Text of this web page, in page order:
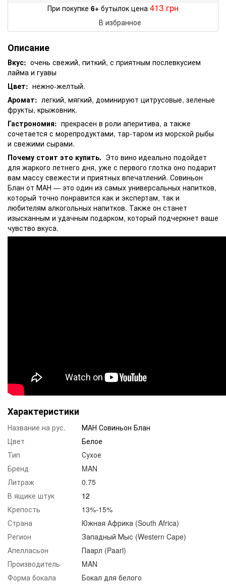
При покупке 6+ бутылок цена 413 грн
В избранное
Описание
Вкус: очень свежий, питкий, с приятным послевкусием
лайма и гуавы
Цвет: нежно-желтый.
Аромат: легкий, мягкий, доминируют цитрусовые, зеленые
фрукты, крыжовник.
Гастрономия: прекрасен в роли аперитива, а также
сочетается с морепродуктами, тар-таром из морской рыбы
и свежими сырами.
Почему стоит это купить. Это вино идеально подойдет
для жаркого летнего дня, уже с первого глотка оно подарит
вам массу свежести и приятных впечатлений. Совиньон
Блан от МАН — это один из самых универсальных напитков,
который точно понравится как и экспертам, так и
любителям алкогольных напитков. Также он станет
изысканным и удачным подарком, который подчеркнет ваше
чувство вкуса.
Характеристики
Название на рус.
МАН Совиньон Блан
Цвет
Белое
Тип
Сухое
Бренд
MAN
Литраж
0.75
В ящике штук
12
Крепость
13%-15%
Страна
Южная Африка (South Africa)
Регион
Западный Мыс (Western Cape)
Апелласьон
Паарл (Paarl)
Производитель
MAN
Форма бокала
Бокал для белого